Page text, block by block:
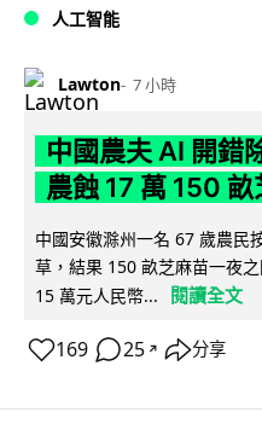
人工智能
Lawton 7 小時
中國農夫 AI 開錯
農蝕 17 萬 150
中國安徽滁州一名 67 歲農民
草，結果 150 畝芝麻苗一夜
15 萬元人民幣...
閱讀全文
169 25 ↗ 分享